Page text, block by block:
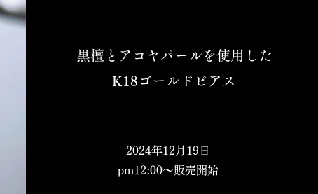
黒檀とアコヤパールを使用した
K18ゴールドピアス
2024年12月19日
pm12:00〜販売開始